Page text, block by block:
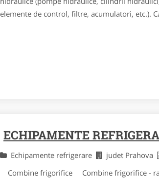
elemente de control, filtre, acumulatori, etc.).
ECHIPAMENTE
Echipamente refrigerare judet Prahova
Combine frigorifice Combine frigorifice -